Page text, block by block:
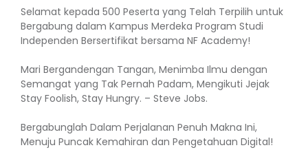
Selamat kepada 500 Peserta yang Telah Terpilih untuk
Bergabung dalam Kampus Merdeka Program Studi
Independen Bersertifikat bersama NF Academy!
Mari Bergandengan Tangan, Menimba Ilmu dengan
Semangat yang Tak Pernah Padam, Mengikuti Jejak
Stay Foolish, Stay Hungry. – Steve Jobs.
Bergabunglah Dalam Perjalanan Penuh Makna Ini,
Menuju Puncak Kemahiran dan Pengetahuan Digital!